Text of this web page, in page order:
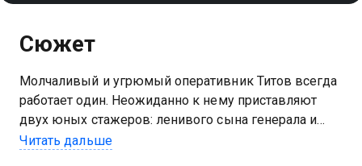
Сюжет
Молчаливый и угрюмый оперативник Титов всегда
работает один. Неожиданно к нему приставляют
двух юных стажеров: ленивого сына генерала и
вчерашнюю выпускницу с синдромом отличницы.
Читать дальше